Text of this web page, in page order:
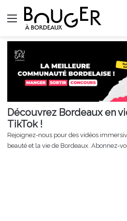
Menu
Découvrez Bordeaux en
TikTok !
Rejoignez-nous pour des vidéos
beauté et la vie de Bordeaux. Abonnez-